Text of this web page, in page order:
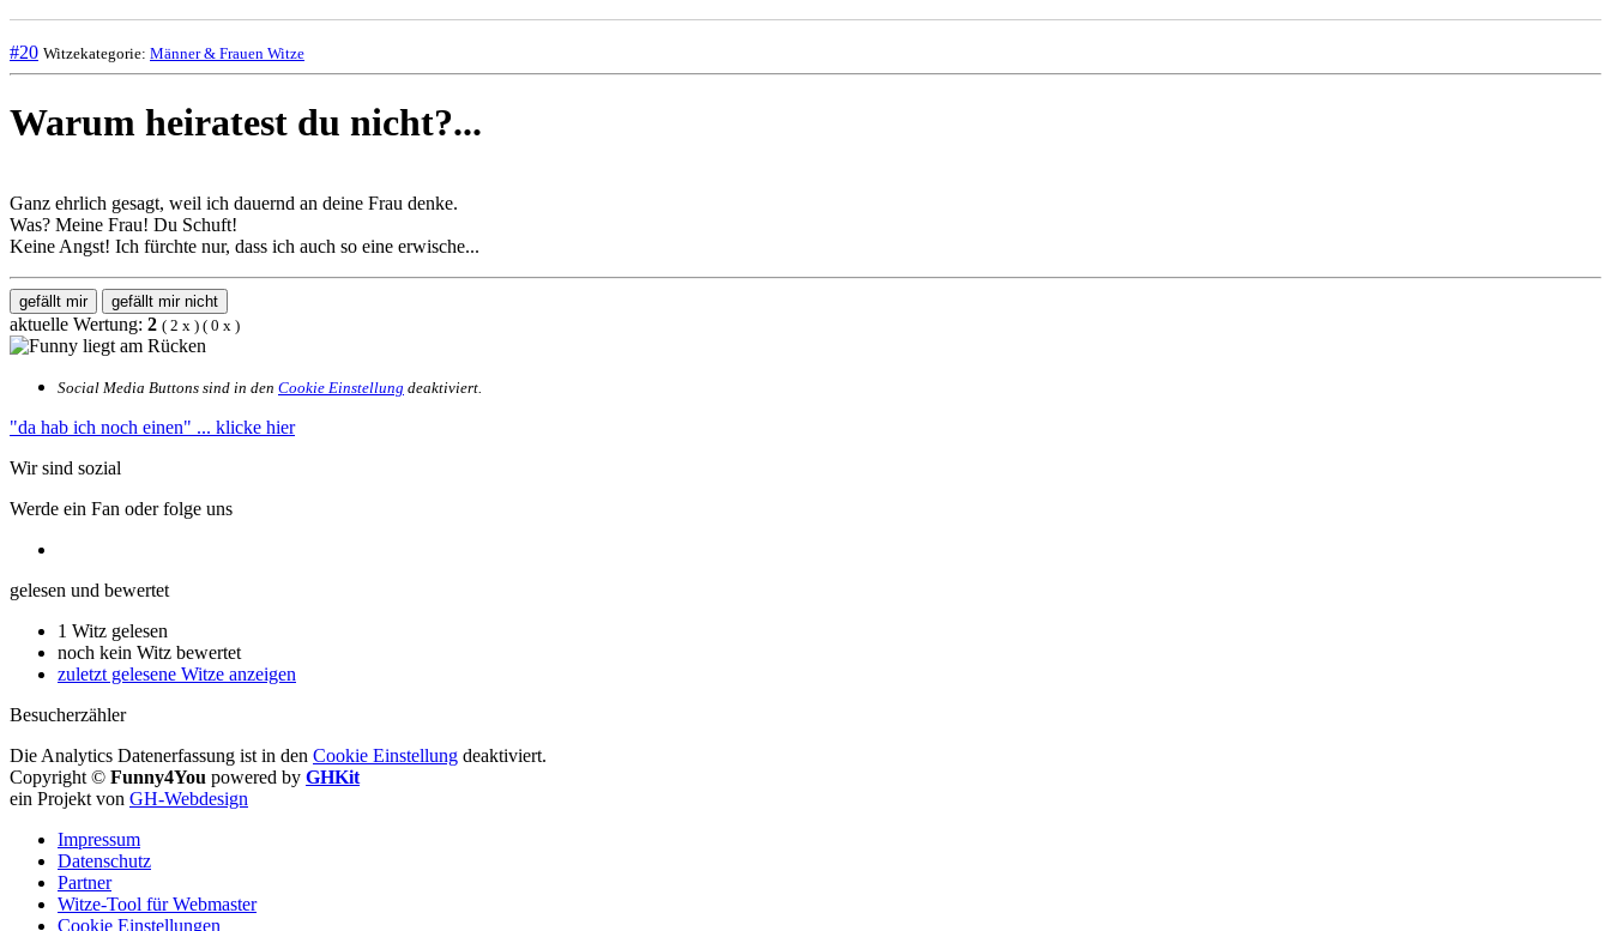
#20 Witzekategorie: Männer & Frauen Witze
Warum heiratest du nicht?...
Ganz ehrlich gesagt, weil ich dauernd an deine Frau denke.
Was? Meine Frau! Du Schuft!
Keine Angst! Ich fürchte nur, dass ich auch so eine erwische...
gefällt mir gefällt mir nicht
aktuelle Wertung: 2 ( 2 x ) ( 0 x )
Social Media Buttons sind in den Cookie Einstellung deaktiviert.
"da hab ich noch einen" ... klicke hier
Wir sind sozial
Werde ein Fan oder folge uns
gelesen und bewertet
1 Witz gelesen
noch kein Witz bewertet
zuletzt gelesene Witze anzeigen
Besucherzähler
Die Analytics Datenerfassung ist in den Cookie Einstellung deaktiviert.
Copyright © Funny4You powered by GHKit
ein Projekt von GH-Webdesign
Impressum
Datenschutz
Partner
Witze-Tool für Webmaster
Cookie Einstellungen